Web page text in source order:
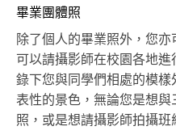
畢業團體照
除了個人的畢業照外，您
可以請攝影師在校園各地
錄下您與同學們相處的模
表性的景色，無論您是想
照，或是想請攝影師拍攝班